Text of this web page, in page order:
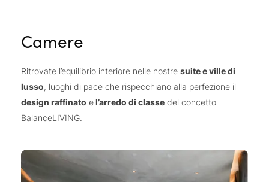
Camere
Ritrovate l’equilibrio interiore nelle nostre suite e ville di
lusso, luoghi di pace che rispecchiano alla perfezione il
design raffinato el’arredo di classe del concetto
BalanceLIVING.